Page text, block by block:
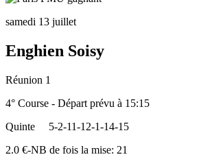
samedi 13 juillet
Enghien Soisy
Réunion 1
4° Course - Départ prévu à 15:15
Quinte
5-2-11-12-1-14-15
2.0 €-NB de fois la mise: 21